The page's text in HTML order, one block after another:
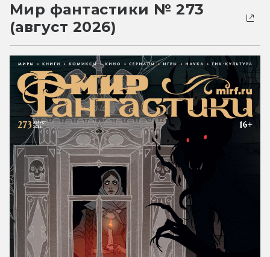
Мир фантастики № 273
(август 2026)